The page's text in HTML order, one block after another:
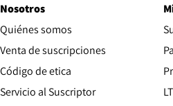
Nosotros
Quiénes somos
Venta de suscripciones
Código de etica Opens in new window
Servicio al Suscriptor